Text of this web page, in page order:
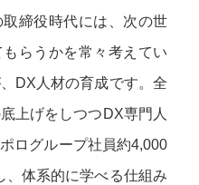
締役時代には、次の世
らうかを常々考えてい
DX人材の育成です。全
上げをしつつDX専門人
ログループ社員約4,000
、体系的に学べる仕組み